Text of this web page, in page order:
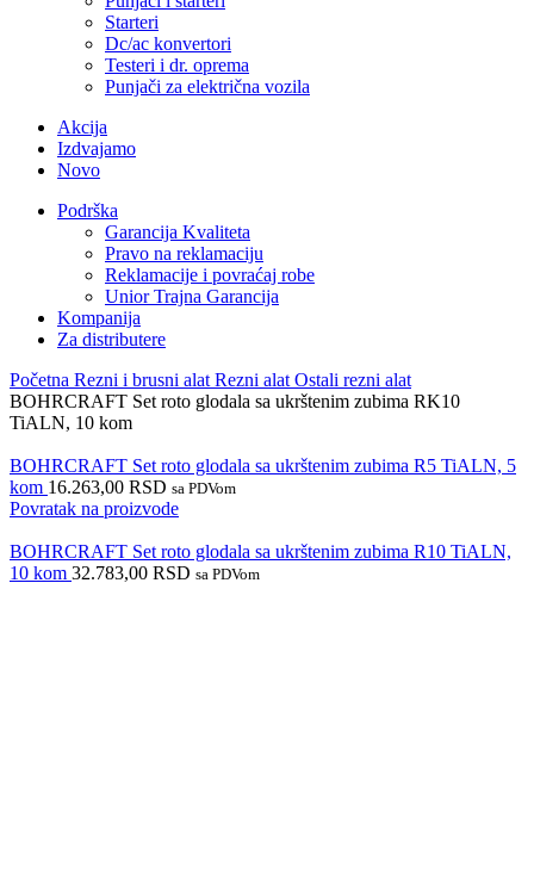
Starteri
Dc/ac konvertori
Testeri i dr. oprema
Punjači za električna vozila
Akcija
Izdvajamo
Novo
Podrška
Garancija Kvaliteta
Pravo na reklamaciju
Reklamacije i povraćaj robe
Unior Trajna Garancija
Kompanija
Za distributere
Početna Rezni i brusni alat Rezni alat Ostali rezni alat
BOHRCRAFT Set roto glodala sa ukrštenim zubima RK10
TiALN, 10 kom
BOHRCRAFT Set roto glodala sa ukrštenim zubima R5 TiALN, 5
kom 16.263,00 RSD sa PDVom
Povratak na proizvode
BOHRCRAFT Set roto glodala sa ukrštenim zubima R10 TiALN,
10 kom 32.783,00 RSD sa PDVom